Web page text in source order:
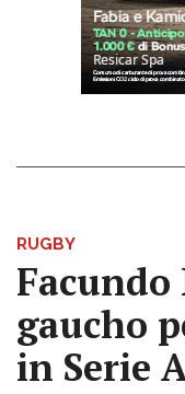
RUGBY
gaucho
in Serie